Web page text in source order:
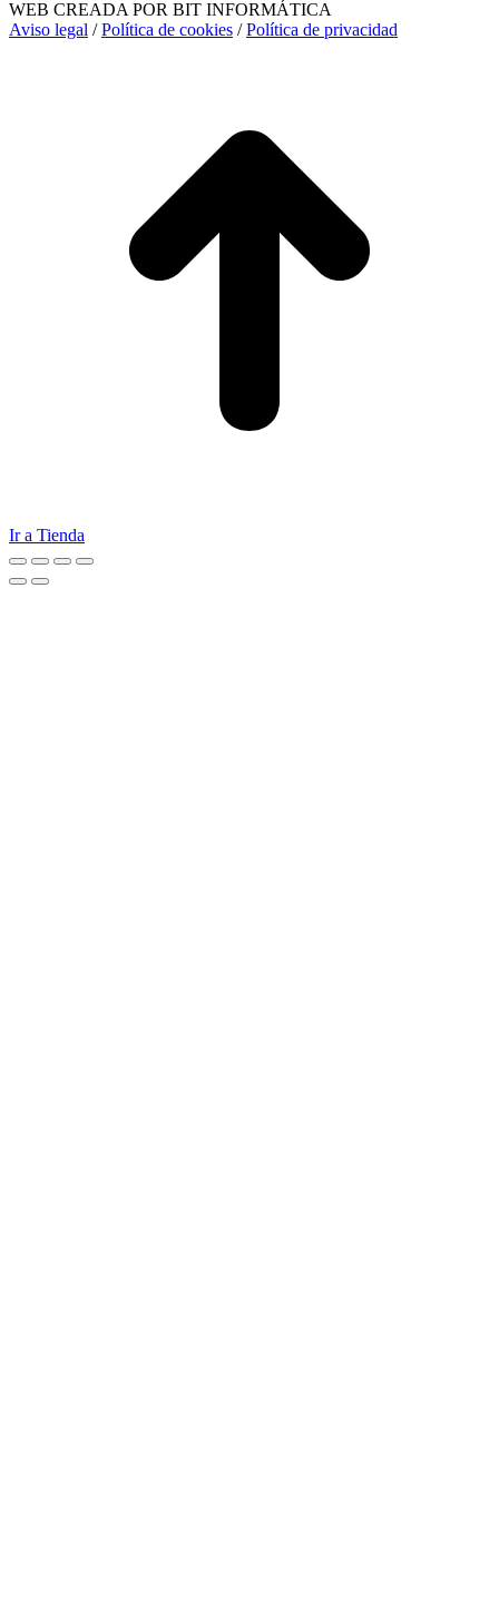
WEB CREADA POR BIT INFORMÁTICA
Aviso legal /Política de cookies /Política de privacidad
Ir a Tienda